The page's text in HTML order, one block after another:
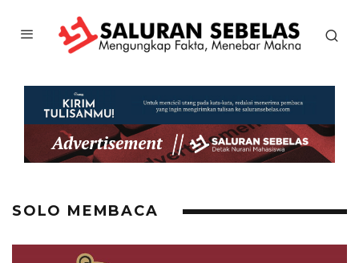
SOLO MEMBACA